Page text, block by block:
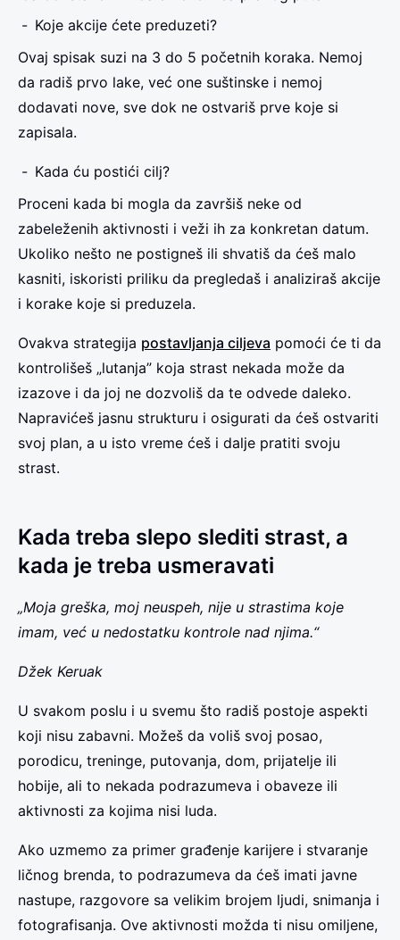
Koje akcije ćete preduzeti?
Ovaj spisak suzi na 3 do 5 početnih koraka. Nemoj
da radiš prvo lake, već one suštinske i nemoj
dodavati nove, sve dok ne ostvariš prve koje si
zapisala.
Kada ću postići cilj?
Proceni kada bi mogla da završiš neke od
zabeleženih aktivnosti i veži ih za konkretan datum.
Ukoliko nešto ne postigneš ili shvatiš da ćeš malo
kasniti, iskoristi priliku da pregledaš i analiziraš akcije
i korake koje si preduzela.
Ovakva strategija postavljanja ciljeva pomoći će ti da
kontrolišeš „lutanja” koja strast nekada može da
izazove i da joj ne dozvoliš da te odvede daleko.
Napravićeš jasnu strukturu i osigurati da ćeš ostvariti
svoj plan, a u isto vreme ćeš i dalje pratiti svoju
strast.
Kada treba slepo slediti strast, a
kada je treba usmeravati
„Moja greška, moj neuspeh, nije u strastima koje
imam, već u nedostatku kontrole nad njima.“
Džek Keruak
U svakom poslu i u svemu što radiš postoje aspekti
koji nisu zabavni. Možeš da voliš svoj posao,
porodicu, treninge, putovanja, dom, prijatelje ili
hobije, ali to nekada podrazumeva i obaveze ili
aktivnosti za kojima nisi luda.
Ako uzmemo za primer građenje karijere i stvaranje
ličnog brenda, to podrazumeva da ćeš imati javne
nastupe, razgovore sa velikim brojem ljudi, snimanja i
fotografisanja. Ove aktivnosti možda ti nisu omiljene,